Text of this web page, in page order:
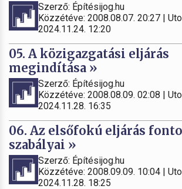
Szerző: Építésijog.hu
Közzétéve: 2008.08.07. 20:27 |
2024.11.24. 12:20
05. A közigazgatási eljárás
megindítása »
Szerző: Építésijog.hu
Közzétéve: 2008.08.09. 02:08 |
2024.11.28. 16:35
06. Az elsőfokú eljárás
szabályai »
Szerző: Építésijog.hu
Közzétéve: 2008.09.09. 10:04 |
2024.11.28. 18:25